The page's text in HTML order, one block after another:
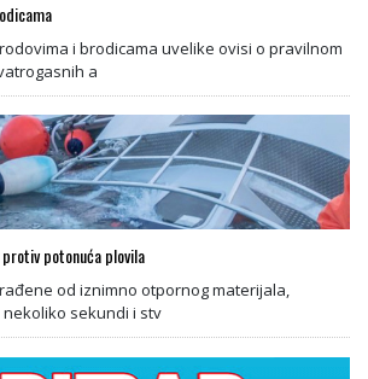
i brodicama uvelike ovisi o pravilnom
a
potonuća plovila
od iznimno otpornog materijala,
sekundi i stv